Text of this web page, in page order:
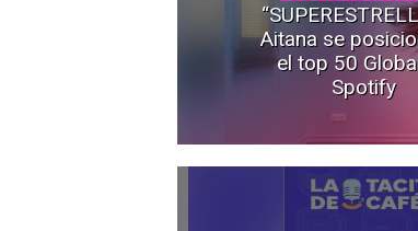
Aitana se
el top 50
Spotify